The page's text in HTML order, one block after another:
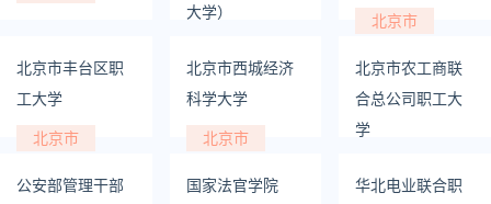
大学）
北京市
北京市丰台区职
工大学
北京市
北京市西城经济
科学大学
北京市
北京市农工商联
合总公司职工大
学
公安部管理干部
国家法官学院
华北电业联合职